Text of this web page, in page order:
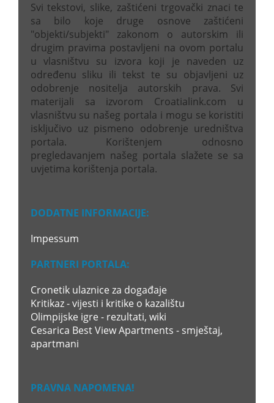
Svi tekstovi, slike, zaštićeni trgovački znaci te
sa bilo koje druge osnove zaštićeni
"objekti/subjekti" zakonom o autorskim ili
drugim pravima postavljeni na ovom portalu
u vlasništvu su izvora koji je naveden uz
određenu sliku ili tekst te su objavljeni uz
odobrenje nositelja autorskih prava. Svi
materijali sa izvorom Croatialink.com u
vlasništvu su našeg portala i mogu se koristiti
isključivo uz pismeno odobrenje uredništva
portala. Korištenjem odnosno
pregledavanjem našeg portala slažete se sa
uvjetima korištenja portala.
DODATNE INFORMACIJE:
Impessum
PARTNERI PORTALA:
Cronetik ulaznice za događaje
Kritikaz - vijesti i kritike o kazalištu
Olimpijske igre - rezultati, wiki
Cesarica Best View Apartments - smještaj,
apartmani
PRAVNA NAPOMENA!